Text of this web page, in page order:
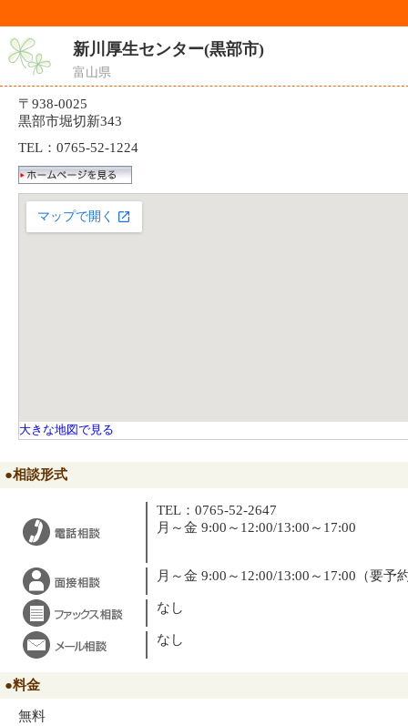
新川厚生センター(黒部市)
富山県
〒938-0025
黒部市堀切新343
TEL：0765-52-1224
大きな地図で見る
●相談形式
TEL：0765-52-2647
月～金 9:00～12:00/13:00～17:00
月～金 9:00～12:00/13:00～17:00（要
なし
なし
●料金
無料